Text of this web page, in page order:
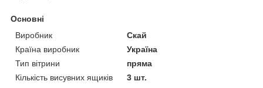
Основні
Виробник
Скай
Країна виробник
Україна
Тип вітрини
пряма
Кількість висувних ящиків
3 шт.